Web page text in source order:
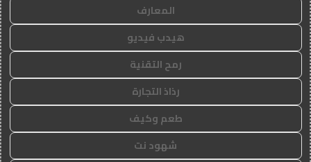
المعارف
هيدب فيديو
رمح التقنية
رذاذ التجارة
طعم وكيف
شهود نت